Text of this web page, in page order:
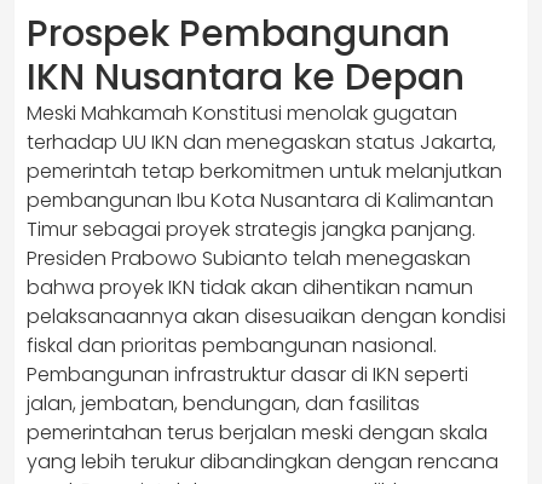
Prospek Pembangunan
IKN Nusantara ke Depan
Meski Mahkamah Konstitusi menolak gugatan
terhadap UU IKN dan menegaskan status Jakarta,
pemerintah tetap berkomitmen untuk melanjutkan
pembangunan Ibu Kota Nusantara di Kalimantan
Timur sebagai proyek strategis jangka panjang.
Presiden Prabowo Subianto telah menegaskan
bahwa proyek IKN tidak akan dihentikan namun
pelaksanaannya akan disesuaikan dengan kondisi
fiskal dan prioritas pembangunan nasional.
Pembangunan infrastruktur dasar di IKN seperti
jalan, jembatan, bendungan, dan fasilitas
pemerintahan terus berjalan meski dengan skala
yang lebih terukur dibandingkan dengan rencana